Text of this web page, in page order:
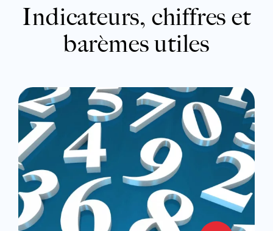
Indicateurs, chiffres et
barèmes utiles